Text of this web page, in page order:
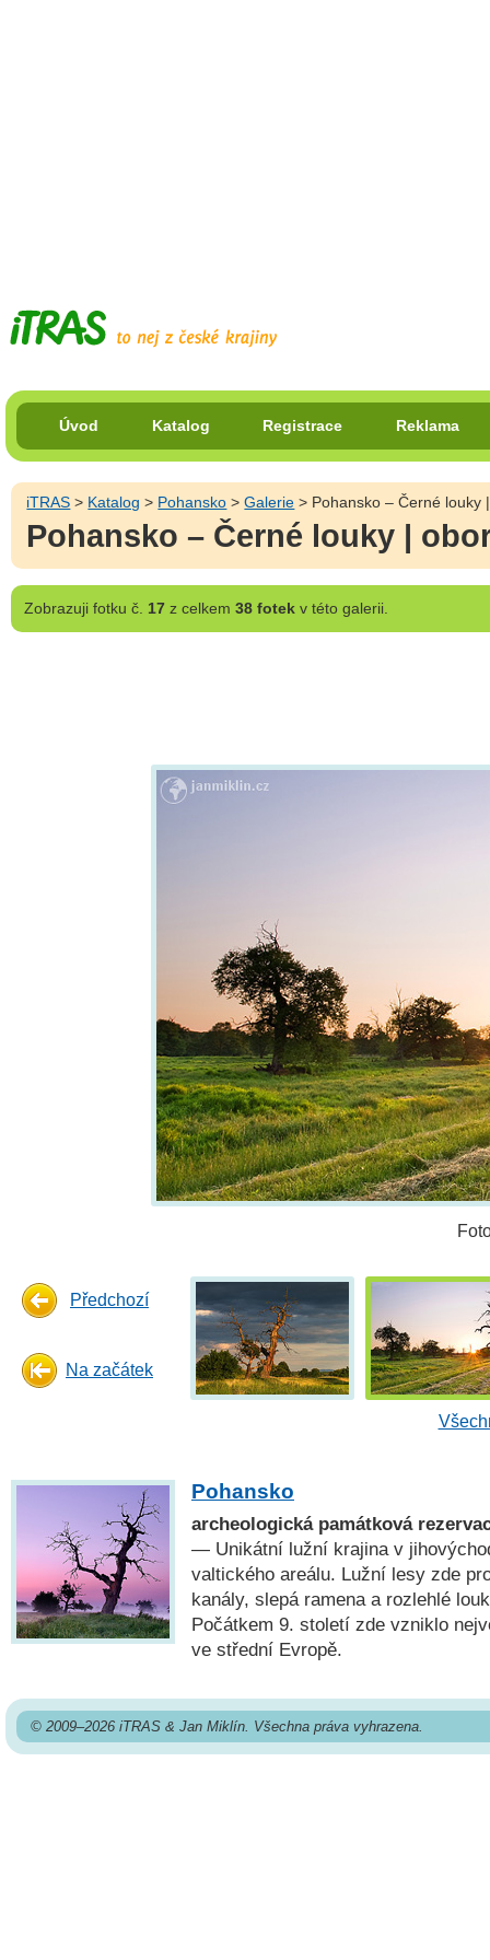
Úvod Katalog Registrace Reklama
iTRAS > Katalog > Pohansko >Galerie > Pohansko – Černé louky
Pohansko – Černé louky |
Zobrazujifotku č. 17z celkem 38 fotekv této galerii.
Předchozí
Na začátek
Pohansko
archeologická památková
— Unikátní lužní krajina v
valtického areálu. Lužní lesy zde
kanály, slepá ramena a rozlehlé
Počátkem 9. století zde vzniklo
ve střední Evropě.
© 2009–2026 iTRAS & Jan Miklín. Všechna práva vyhrazena.